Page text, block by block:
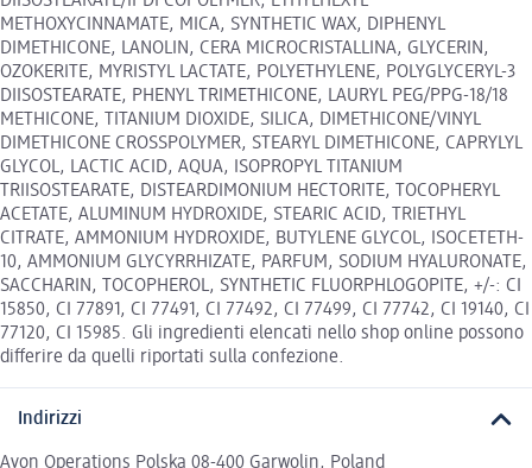
METHOXYCINNAMATE, MICA, SYNTHETIC WAX, DIPHENYL
DIMETHICONE, LANOLIN, CERA MICROCRISTALLINA, GLYCERIN,
OZOKERITE, MYRISTYL LACTATE, POLYETHYLENE, POLYGLYCERYL-3
DIISOSTEARATE, PHENYL TRIMETHICONE, LAURYL PEG/PPG-18/18
METHICONE, TITANIUM DIOXIDE, SILICA, DIMETHICONE/VINYL
DIMETHICONE CROSSPOLYMER, STEARYL DIMETHICONE, CAPRYLYL
GLYCOL, LACTIC ACID, AQUA, ISOPROPYL TITANIUM
TRIISOSTEARATE, DISTEARDIMONIUM HECTORITE, TOCOPHERYL
ACETATE, ALUMINUM HYDROXIDE, STEARIC ACID, TRIETHYL
CITRATE, AMMONIUM HYDROXIDE, BUTYLENE GLYCOL, ISOCETETH-
10, AMMONIUM GLYCYRRHIZATE, PARFUM, SODIUM HYALURONATE,
SACCHARIN, TOCOPHEROL, SYNTHETIC FLUORPHLOGOPITE, +/-: CI
15850, CI 77891, CI 77491, CI 77492, CI 77499, CI 77742, CI 19140, CI
77120, CI 15985. Gli ingredienti elencati nello shop online possono
differire da quelli riportati sulla confezione.
Indirizzi
Avon Operations Polska 08-400 Garwolin, Poland